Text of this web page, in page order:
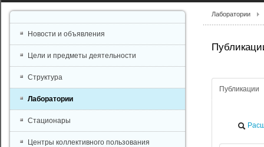
Лаборатории
Публикации
Новости и объявления
Цели и предметы деятельности
Структура
Лаборатории
Стационары
Центры коллективного пользования